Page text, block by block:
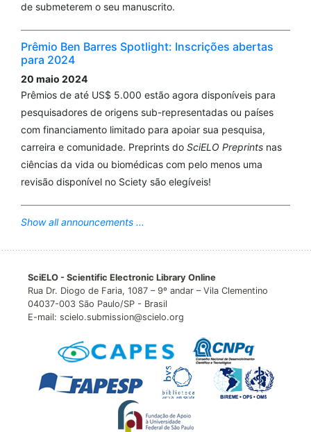
de submeterem o seu manuscrito.
Prêmio Ben Barres Spotlight: Inscrições abertas
para 2024
20 maio 2024
Prêmios de até US$ 5.000 estão agora disponíveis para
pesquisadores de origens sub-representadas ou países
com financiamento limitado para apoiar sua pesquisa,
carreira e comunidade. Preprints do SciELO Preprints nas
ciências da vida ou biomédicas com pelo menos uma
revisão disponível no Sciety são elegíveis!
Show all announcements ...
SciELO - Scientific Electronic Library Online
Rua Dr. Diogo de Faria, 1087 – 9º andar – Vila Clementino
04037-003 São Paulo/SP - Brasil
E-mail: scielo.submission@scielo.org